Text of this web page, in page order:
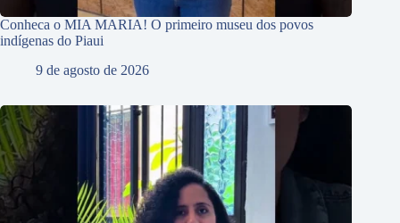
Conheca o MIA MARIA! O primeiro museu dos povos
indígenas do Piaui
9 de agosto de 2026